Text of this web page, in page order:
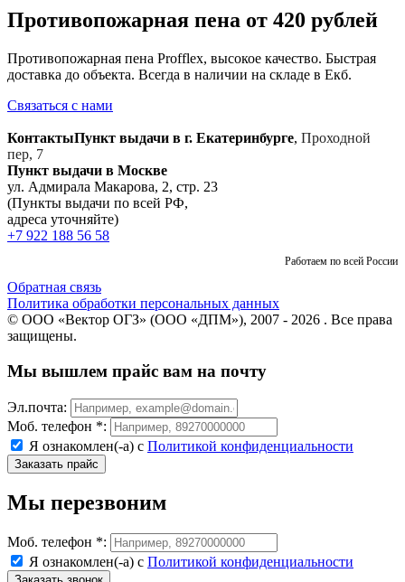
Противопожарная пена от 420 рублей
Противопожарная пена Profflex, высокое качество. Быстрая
доставка до объекта. Всегда в наличии на складе в Екб.
Связаться с нами
КонтактыПункт выдачи в г. Екатеринбурге, Проходной
пер, 7
Пункт выдачи в Москве
ул. Адмирала Макарова, 2, стр. 23
(Пункты выдачи по всей РФ,
адреса уточняйте)
+7 922 188 56 58
Работаем по всей России
Обратная связь
Политика обработки персональных данных
© ООО «Вектор ОГЗ» (ООО «ДПМ»), 2007 - 2026 . Все права
защищены.
Мы вышлем прайс вам на почту
Эл.почта:
Моб. телефон *:
Я ознакомлен(-а) с Политикой конфиденциальности
Мы перезвоним
Моб. телефон *:
Я ознакомлен(-а) с Политикой конфиденциальности